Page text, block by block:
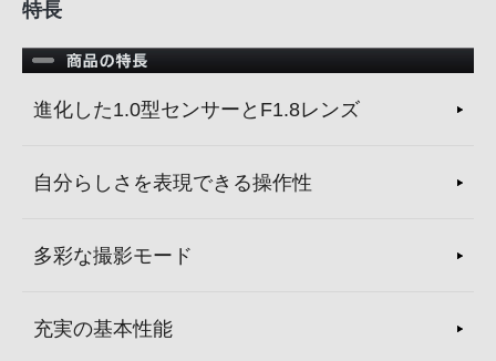
特長
進化した1.0型センサーとF1.8レンズ
自分らしさを表現できる操作性
多彩な撮影モード
充実の基本性能